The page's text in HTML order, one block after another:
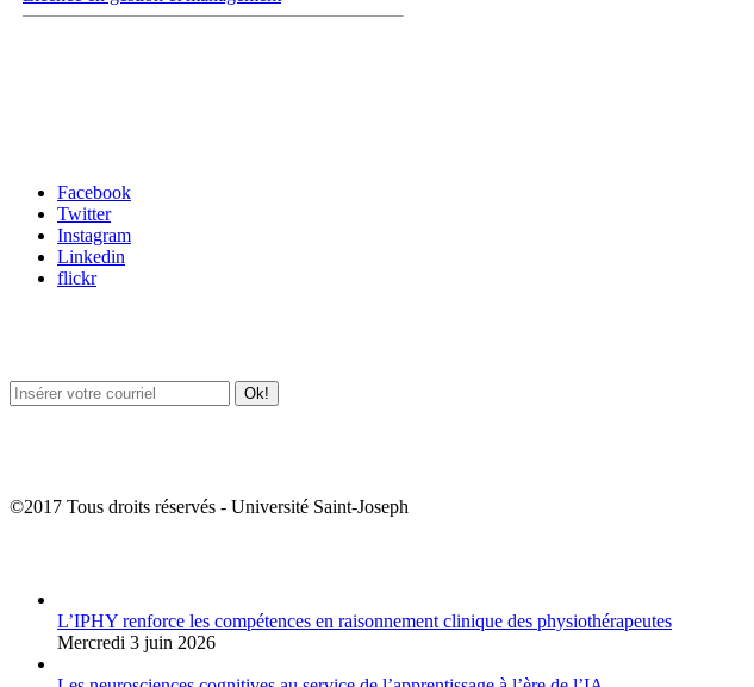
Facebook
Twitter
Instagram
Linkedin
flickr
©2017 Tous droits réservés - Université Saint-Joseph
L’IPHY renforce les compétences en raisonnement clinique des physiothérapeutes
Mercredi 3 juin 2026